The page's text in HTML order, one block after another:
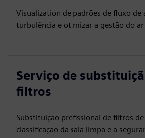
Visualization de padrões de fluxo de
turbulência e otimizar a gestão do ar
Serviço de
filtros
Substituição profissional de filtros
classificação da sala limpa e a